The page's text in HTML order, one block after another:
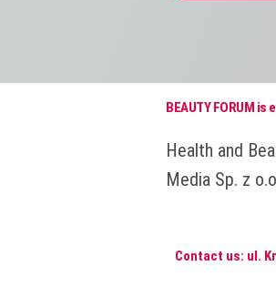
BEAUTY FORUM is
Health and
Media Sp. z
Contact us: ul.